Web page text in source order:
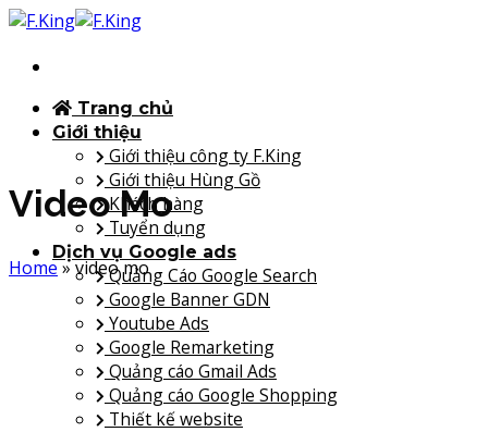
Bỏ
nội
Trang chủ
Giới thiệu
Giới thiệu công ty F.King
Giới thiệu Hùng Gồ
Khách hàng
Tuyển dụng
Dịch vụ Google ads
Quảng Cáo Google Search
Google Banner GDN
Youtube Ads
Google Remarketing
Quảng cáo Gmail Ads
Quảng cáo Google Shopping
Thiết kế website
Video Mo
Home»video mo